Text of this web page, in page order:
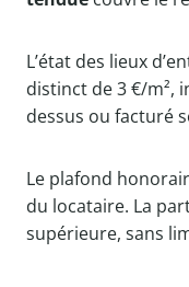
L’état des lieux
distinct de 3 €/m²,
dessus ou facturé
Le plafond
du locataire. La
supérieure, sans